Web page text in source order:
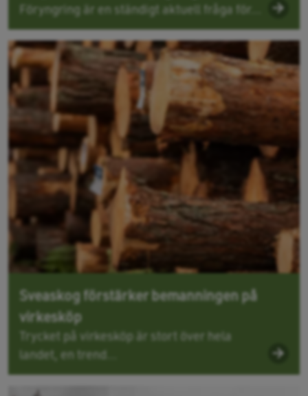
Föryngring är en ständigt aktuell fråga för...
Sveaskog förstärker bemanningen på
virkesköp
Trycket på virkesköp är stort över hela
landet, en trend...